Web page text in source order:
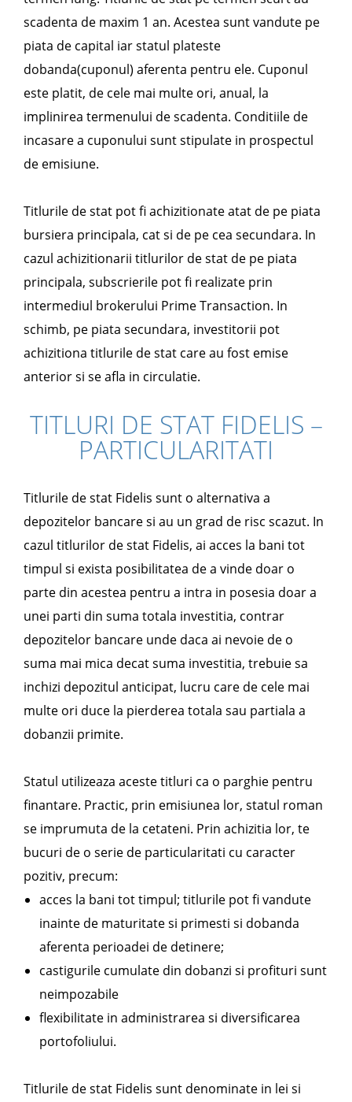
scadenta de maxim 1 an. Acestea sunt vandute pe
piata de capital iar statul plateste
dobanda(cuponul) aferenta pentru ele. Cuponul
este platit, de cele mai multe ori, anual, la
implinirea termenului de scadenta. Conditiile de
incasare a cuponului sunt stipulate in prospectul
de emisiune.
Titlurile de stat pot fi achizitionate atat de pe piata
bursiera principala, cat si de pe cea secundara. In
cazul achizitionarii titlurilor de stat de pe piata
principala, subscrierile pot fi realizate prin
intermediul brokerului Prime Transaction. In
schimb, pe piata secundara, investitorii pot
achizitiona titlurile de stat care au fost emise
anterior si se afla in circulatie.
TITLURI DE STAT FIDELIS –
PARTICULARITATI
Titlurile de stat Fidelis sunt o alternativa a
depozitelor bancare si au un grad de risc scazut. In
cazul titlurilor de stat Fidelis, ai acces la bani tot
timpul si exista posibilitatea de a vinde doar o
parte din acestea pentru a intra in posesia doar a
unei parti din suma totala investitia, contrar
depozitelor bancare unde daca ai nevoie de o
suma mai mica decat suma investitia, trebuie sa
inchizi depozitul anticipat, lucru care de cele mai
multe ori duce la pierderea totala sau partiala a
dobanzii primite.
Statul utilizeaza aceste titluri ca o parghie pentru
finantare. Practic, prin emisiunea lor, statul roman
se imprumuta de la cetateni. Prin achizitia lor, te
bucuri de o serie de particularitati cu caracter
pozitiv, precum:
acces la bani tot timpul; titlurile pot fi vandute
inainte de maturitate si primesti si dobanda
aferenta perioadei de detinere;
castigurile cumulate din dobanzi si profituri sunt
neimpozabile
flexibilitate in administrarea si diversificarea
portofoliului.
Titlurile de stat Fidelis sunt denominate in lei si